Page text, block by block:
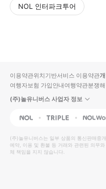
NOL 인터파크투어
입니
다.
높
은
순
동
영
상
순
상
이용약관위치기반서비스 이용약관
여행자보험 가입안내여행약관분쟁
(주)놀유니버스 사업자 정보
NOL Triple Interpark
(주)놀유니버스는 일부 상품의 통신판매중
예약, 이용 및 환불 등 거래와 관련된 의무
체 책임을 지지 않습니다.